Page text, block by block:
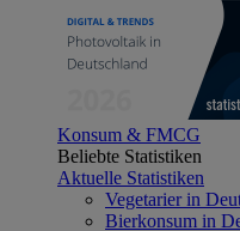
Konsum & FMCG
Beliebte Statistiken
Aktuelle Statistiken
Vegetarier in
Bierkonsum in